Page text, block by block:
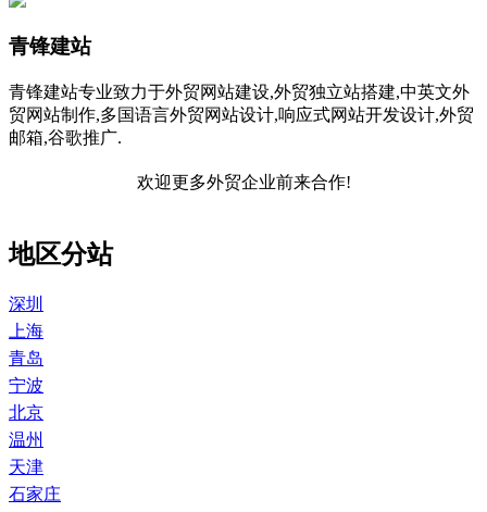
青锋建站
青锋建站专业致力于外贸网站建设,外贸独立站搭建,中英文外
贸网站制作,多国语言外贸网站设计,响应式网站开发设计,外贸
邮箱,谷歌推广.
欢迎更多外贸企业前来合作!
地区分站
深圳
上海
青岛
宁波
北京
温州
天津
石家庄